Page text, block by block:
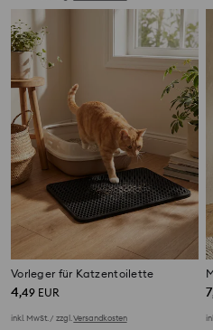
Vorleger für Katzentoilette
4,49 EUR
inkl. MwSt. / zzgl.Versandkosten
7